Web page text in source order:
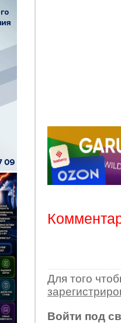
Для того
Войти под